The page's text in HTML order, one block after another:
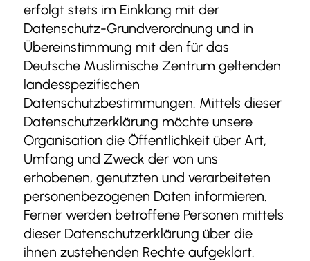
erfolgt stets im Einklang mit der
Datenschutz-Grundverordnung und in
Übereinstimmung mit den für das
Deutsche Muslimische Zentrum geltenden
landesspezifischen
Datenschutzbestimmungen. Mittels dieser
Datenschutzerklärung möchte unsere
Organisation die Öffentlichkeit über Art,
Umfang und Zweck der von uns
erhobenen, genutzten und verarbeiteten
personenbezogenen Daten informieren.
Ferner werden betroffene Personen mittels
dieser Datenschutzerklärung über die
ihnen zustehenden Rechte aufgeklärt.